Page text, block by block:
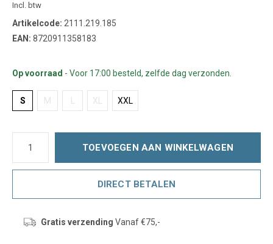
Incl. btw
Artikelcode: 2111.219.185
EAN: 8720911358183
Op voorraad - Voor 17:00 besteld, zelfde dag verzonden.
S M XL XXL
TOEVOEGEN AAN WINKELWAGEN
DIRECT BETALEN
Gratis verzending Vanaf €75,-